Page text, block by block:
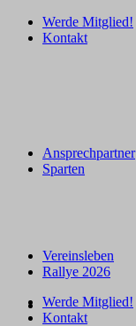
Werde Mitglied!
Kontakt
Ansprechpartner
Sparten
Vereinsleben
Rallye 2026
Werde Mitglied!
Kontakt